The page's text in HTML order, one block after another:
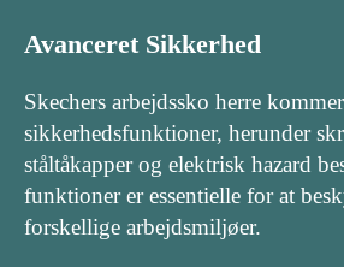
Avanceret Sikkerhed
Skechers arbejdssko herre
sikkerhedsfunktioner, herunder
ståltåkapper og elektrisk hazard
funktioner er essentielle for at
forskellige arbejdsmiljøer.